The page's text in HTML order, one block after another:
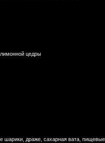
цедры
шарики, драже, сахарная вата, пищевые